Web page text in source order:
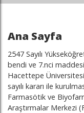
Ana Sayfa
2547 Sayılı
bendi ve 7.nci
Hacettepe
sayılı kararı ile
Farmasötik ve
Araştırmalar Merkezi